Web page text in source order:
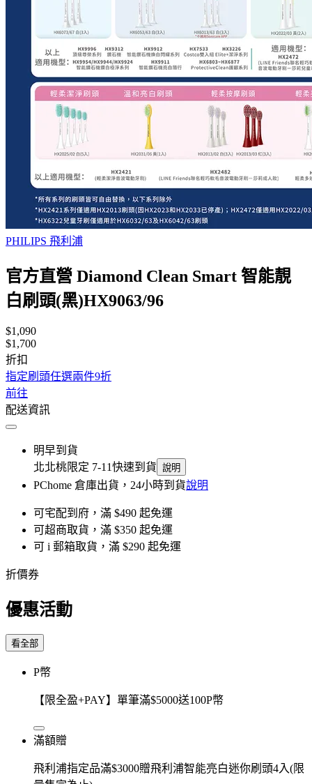
PHILIPS 飛利浦
官方直營 Diamond Clean Smart 智能靚
白刷頭(黑)HX9063/96
$1,090
$1,700
折扣
指定刷頭任選兩件9折
前往
配送資訊
明早到貨
北北桃限定 7-11快速到貨 說明
PChome 倉庫出貨，24小時到貨說明
可宅配到府，滿 $490 起免運
可超商取貨，滿 $350 起免運
可 i 郵箱取貨，滿 $290 起免運
折價券
優惠活動
看全部
P幣
【限全盈+PAY】單筆滿$5000送100P幣
滿額贈
飛利浦指定品滿$3000贈飛利浦智能亮白迷你刷頭4入(限